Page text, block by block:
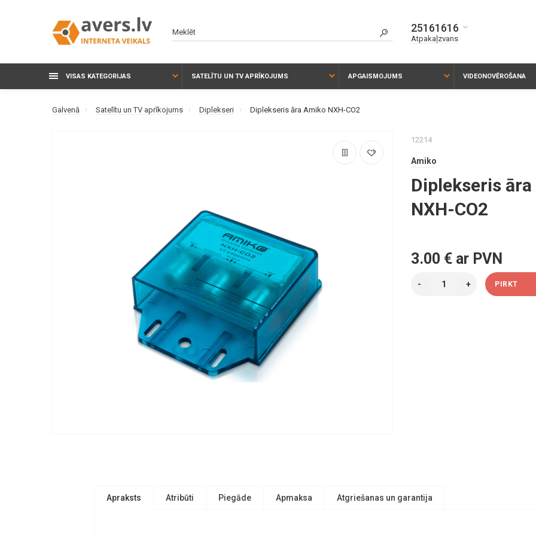
25161616
Atpakaļzvans
VISAS KATEGORIJAS SATELĪTU UN TV APRĪKOJUMS APGAISMOJUMS VIDEONOVĒROŠANA
Galvenā Satelītu un TV aprīkojums Diplekseri Diplekseris āra Amiko NXH-CO2
12214
Amiko
Diplekseris
NXH-CO2
3.00 € ar PVN
PIRKT
Apraksts Atribūti Piegāde Apmaksa Atgriešanas un garantija